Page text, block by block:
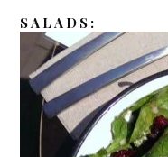
SALADS: